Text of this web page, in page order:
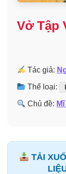
Vở Tập
Tác giả:
Thể loại:
Chủ đề:
TẢI